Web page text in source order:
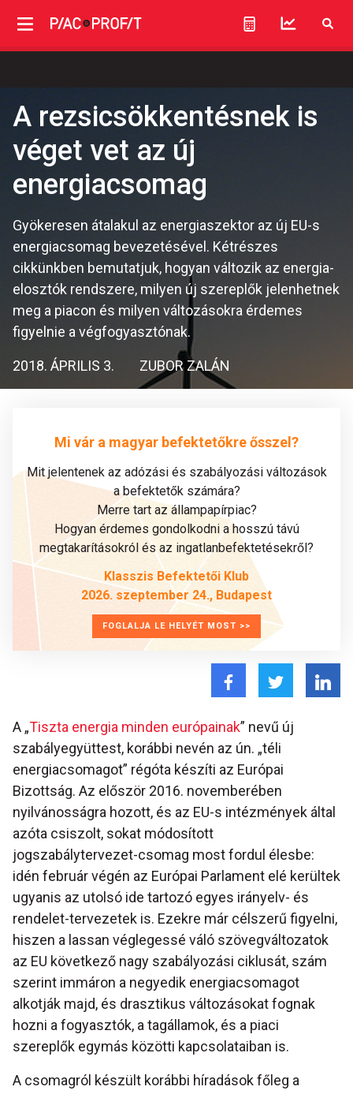
A rezsicsökkentésnek is
véget vet az új
energiacsomag
Gyökeresen átalakul az energiaszektor az új EU-s
energiacsomag bevezetésével. Kétrészes
cikkünkben bemutatjuk, hogyan változik az energia-
elosztók rendszere, milyen új szereplők jelenhetnek
meg a piacon és milyen változásokra érdemes
figyelnie a végfogyasztónak.
2018. ÁPRILIS 3. ZUBOR ZALÁN
Mi vár a magyar befektetőkre ősszel?
Mit jelentenek az adózási és szabályozási változások
a befektetők számára?
Merre tart az állampapírpiac?
Hogyan érdemes gondolkodni a hosszú távú
megtakarításokról és az ingatlanbefektetésekről?
Klasszis Befektetői Klub
2026. szeptember 24., Budapest
FOGLALJA LE HELYÉT MOST >>
A „Tiszta energia minden európainak” nevű új
szabályegyüttest, korábbi nevén az ún. „téli
energiacsomagot” régóta készíti az Európai
Bizottság. Az először 2016. novemberében
nyilvánosságra hozott, és az EU-s intézmények által
azóta csiszolt, sokat módosított
jogszabálytervezet-csomag most fordul élesbe:
idén február végén az Európai Parlament elé kerültek
ugyanis az utolsó ide tartozó egyes irányelv- és
rendelet-tervezetek is. Ezekre már célszerű figyelni,
hiszen a lassan véglegessé váló szövegváltozatok
az EU következő nagy szabályozási ciklusát, szám
szerint immáron a negyedik energiacsomagot
alkotják majd, és drasztikus változásokat fognak
hozni a fogyasztók, a tagállamok, és a piaci
szereplők egymás közötti kapcsolataiban is.
A csomagról készült korábbi híradások főleg a